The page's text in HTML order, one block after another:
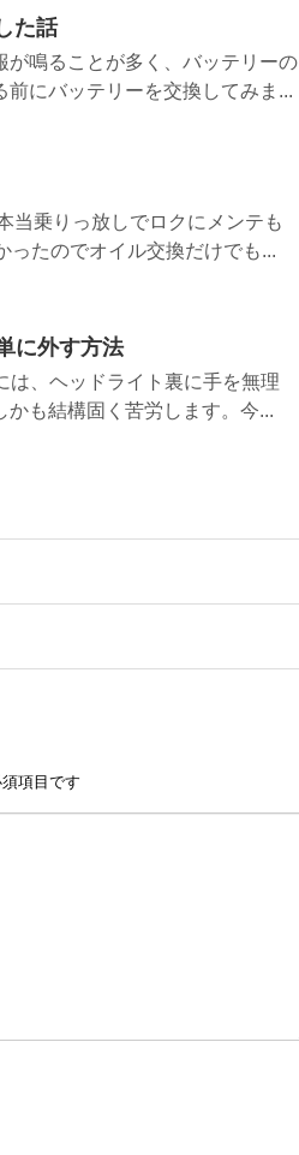
た話
が鳴ることが多く、バッテリーの
にバッテリーを交換してみま...
当乗りっ放しでロクにメンテも
ったのでオイル交換だけでも...
に外す方法
は、ヘッドライト裏に手を無理
も結構固く苦労します。今...
項目です